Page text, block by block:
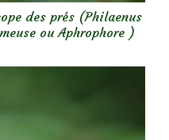
des prés (Philaenus
ou Aphrophore )